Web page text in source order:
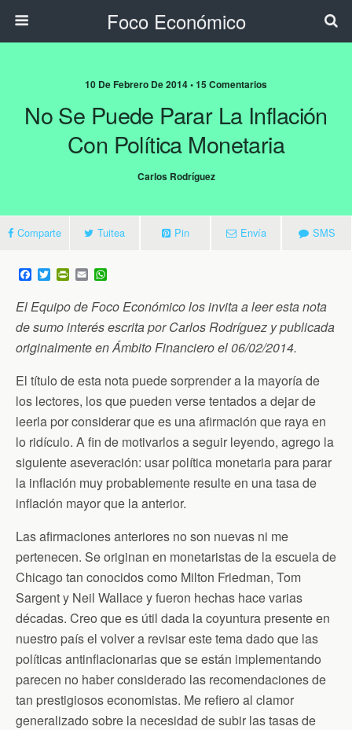
Foco Económico
10 De Febrero De 2014 • 15 Comentarios
No Se Puede Parar La Inflación
Con Política Monetaria
Carlos Rodríguez
Comparte Tuitea Pin Envía SMS
F
a
c
e
b
o
o
T
w
t
t
e
r
P
n
t
F
r
e
n
d
y
E
m
a
l
t
s
A
p
El Equipo de Foco Económico los invita a leer esta nota
de sumo interés escrita por Carlos Rodríguez y publicada
originalmente en Ámbito Financiero el 06/02/2014.
El título de esta nota puede sorprender a la mayoría de
los lectores, los que pueden verse tentados a dejar de
leerla por considerar que es una afirmación que raya en
lo ridículo. A fin de motivarlos a seguir leyendo, agrego la
siguiente aseveración: usar política monetaria para parar
la inflación muy probablemente resulte en una tasa de
inflación mayor que la anterior.
Las afirmaciones anteriores no son nuevas ni me
pertenecen. Se originan en monetaristas de la escuela de
Chicago tan conocidos como Milton Friedman, Tom
Sargent y Neil Wallace y fueron hechas hace varias
décadas. Creo que es útil dada la coyuntura presente en
nuestro país el volver a revisar este tema dado que las
políticas antinflacionarias que se están implementando
parecen no haber considerado las recomendaciones de
tan prestigiosos economistas. Me refiero al clamor
generalizado sobre la necesidad de subir las tasas de